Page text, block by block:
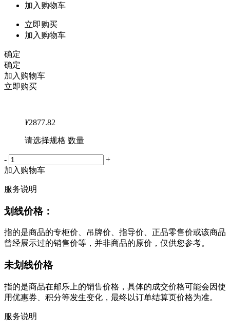
加入购物车
立即购买
加入购物车
确定
确定
加入购物车
立即购买
¥2877.82
请选择规格 数量
-
+
加入购物车
服务说明
划线价格：
指的是商品的专柜价、吊牌价、指导价、正品零售价或该商品
曾经展示过的销售价等，并非商品的原价，仅供您参考。
未划线价格
指的是商品在邮乐上的销售价格，具体的成交价格可能会因使
用优惠券、积分等发生变化，最终以订单结算页价格为准。
服务说明